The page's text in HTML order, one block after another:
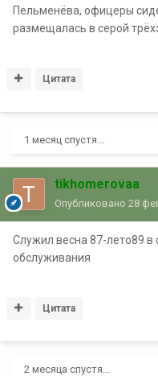
Пельменёва, офицеры
размещалась в серой
Цитата
1 месяц спустя...
tikhomerovaa
Опубликовано 28
Служил весна 87-лето89 в
обслуживания
Цитата
2 месяца спустя...